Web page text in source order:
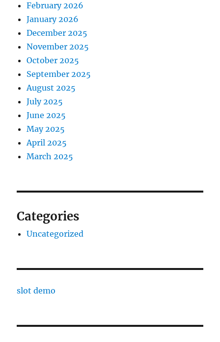
February 2026
January 2026
December 2025
November 2025
October 2025
September 2025
August 2025
July 2025
June 2025
May 2025
April 2025
March 2025
Categories
Uncategorized
slot demo